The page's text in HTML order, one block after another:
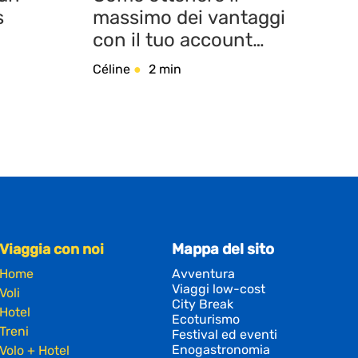
massimo dei vantaggi
con il tuo account
eDreams Prime?
Céline 2 min
Viaggia con noi
Home
Voli
Hotel
Treni
Volo + Hotel
Mappa del sito
Avventura
Viaggi low-cost
City Break
Ecoturismo
Festival ed eventi
Enogastronomia